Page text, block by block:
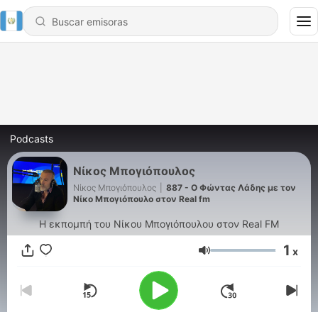
Podcasts
Νίκος Μπογιόπουλος
Νίκος Μπογιόπουλος
887 - Ο Φώντας Λάδης με τον
Νίκο Μπογιόπουλο στον Real fm
Η εκπομπή του Νίκου Μπογιόπουλου στον Real FM
Volumen 1 x